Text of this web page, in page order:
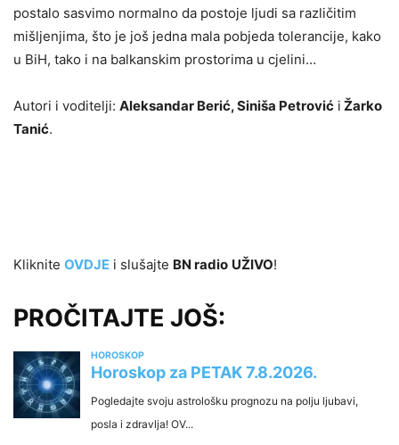
postalo sasvimo normalno da postoje ljudi sa različitim
mišljenjima, što je još jedna mala pobjeda tolerancije, kako
u BiH, tako i na balkanskim prostorima u cjelini…
Autori i voditelji: Aleksandar Berić, Siniša Petrović i Žarko
Tanić.
Kliknite OVDJE i slušajte BN radio UŽIVO!
PROČITAJTE JOŠ: